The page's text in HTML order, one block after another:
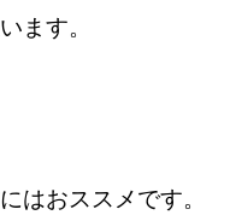
ます。
はおススメです。